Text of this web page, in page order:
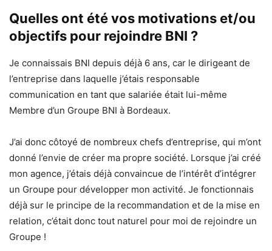
Quelles ont été vos motivations et/ou
objectifs pour rejoindre BNI ?
Je connaissais BNI depuis déjà 6 ans, car le dirigeant de
l’entreprise dans laquelle j’étais responsable
communication en tant que salariée était lui-même
Membre d’un Groupe BNI à Bordeaux.
J’ai donc côtoyé de nombreux chefs d’entreprise, qui m’ont
donné l’envie de créer ma propre société. Lorsque j’ai créé
mon agence, j’étais déjà convaincue de l’intérêt d’intégrer
un Groupe pour développer mon activité. Je fonctionnais
déjà sur le principe de la recommandation et de la mise en
relation, c’était donc tout naturel pour moi de rejoindre un
Groupe !